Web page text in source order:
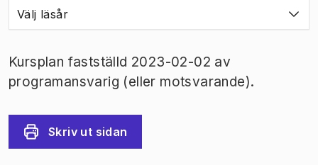
Välj läsår
Kursplan fastställd 2023-02-02 av
programansvarig (eller motsvarande).
Skriv ut sidan